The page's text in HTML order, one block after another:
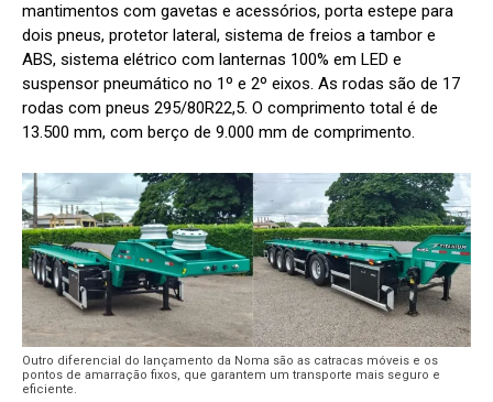
mantimentos com gavetas e acessórios, porta estepe para
dois pneus, protetor lateral, sistema de freios a tambor e
ABS, sistema elétrico com lanternas 100% em LED e
suspensor pneumático no 1º e 2º eixos. As rodas são de 17
rodas com pneus 295/80R22,5. O comprimento total é de
13.500 mm, com berço de 9.000 mm de comprimento.
Outro diferencial do lançamento da Noma são as catracas móveis e os
pontos de amarração fixos, que garantem um transporte mais seguro e
eficiente.